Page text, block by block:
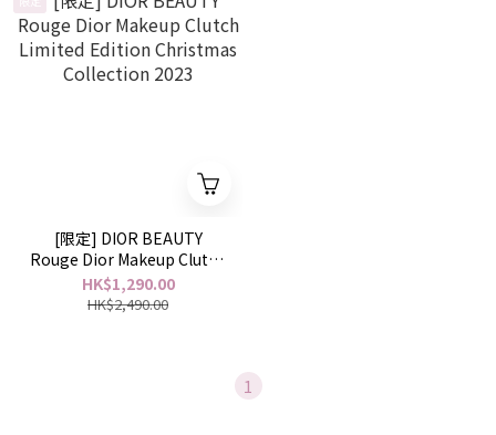
[限定] DIOR BEAUTY
Rouge Dior Makeup Clutch
Limited Edition Christmas
Collection 2023
HK$1,290.00
HK$2,490.00
1